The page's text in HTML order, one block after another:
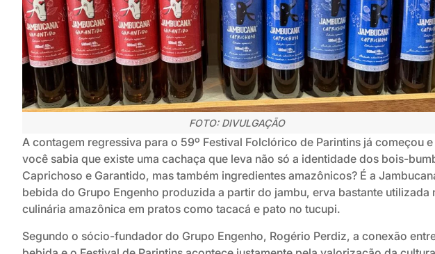
FOTO: DIVULGAÇÃO
A contagem regressiva para o 59º Festival Folclórico de Parintins já começou e
você sabia que existe uma cachaça que leva não só a identidade dos bois-
Caprichoso e Garantido, mas também ingredientes amazônicos? É a
bebida do Grupo Engenho produzida a partir do jambu, erva bastante utilizada
culinária amazônica em pratos como tacacá e pato no tucupi.
Segundo o sócio-fundador do Grupo Engenho, Rogério Perdiz, a conexão